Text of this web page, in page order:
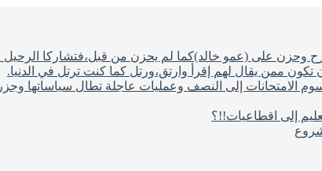
وحزن على (عمو خالد)كما لم يحزن من قبل،فتشاركا الرحيل
ممن يقال لهم إقرأ وارتق،ورتل كما كنت ترتل في الدنيا.
الامتحانات إلى النصف وعمليات عاجلة تطال سياساتها
إلى اقطاعيات!!؟